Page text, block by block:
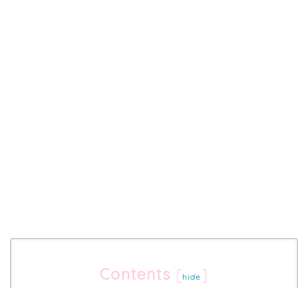
Contents [hide ]